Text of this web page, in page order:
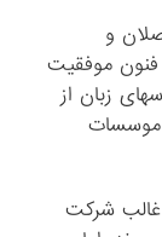
و
فنون موفقیت
زبان از
موسسات
غالب شرکت